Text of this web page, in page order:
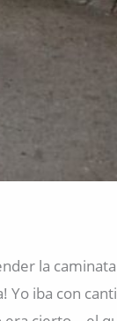
la
Yo iba con